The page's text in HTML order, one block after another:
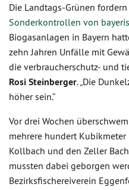
Die Landtags-Grünen
Sonderkontrollen von
Biogasanlagen in Bayern
zehn Jahren Unfälle mit
die verbraucherschutz- und
Rosi Steinberger. „Die
höher sein.“
Vor drei Wochen
mehrere hundert
Kollbach und den Zeller
mussten dabei geborgen
Bezirksfischereiverein